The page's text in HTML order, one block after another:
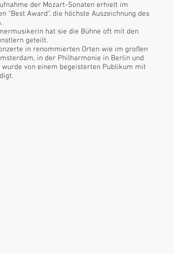
der Mozart-Sonaten erhielt im
"Best Award", die höchste Auszeichnung des
hat sie die Bühne oft mit den
geteilt.
in renommierten Orten wie im großen
in der Philharmonie in Berlin und
wurde von einem begeisterten Publikum mit